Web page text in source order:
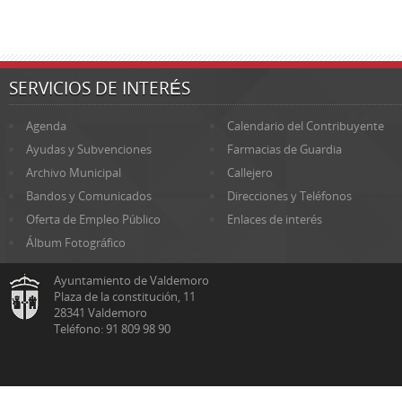
SERVICIOS DE INTERÉS
Agenda
Calendario del Contribuyente
Ayudas y Subvenciones
Farmacias de Guardia
Archivo Municipal
Callejero
Bandos y Comunicados
Direcciones y Teléfonos
Oferta de Empleo Público
Enlaces de interés
Álbum Fotográfico
Ayuntamiento de Valdemoro
Plaza de la constitución, 11
28341 Valdemoro
Teléfono: 91 809 98 90